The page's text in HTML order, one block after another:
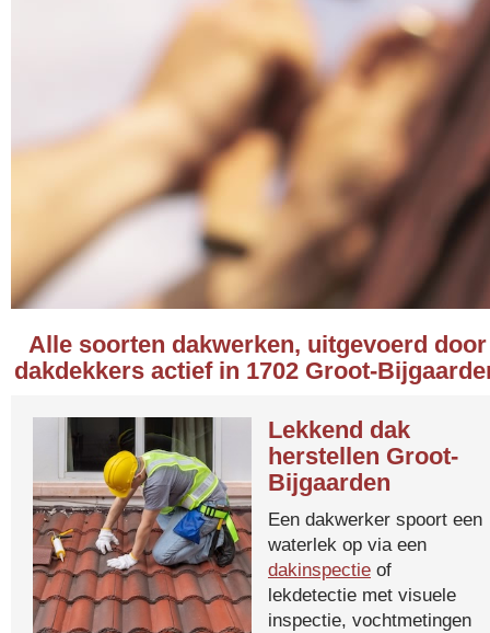
Alle soorten dakwerken, uitgevoerd door
dakdekkers actief in 1702 Groot-
Lekkend dak
herstellen Groot-
Bijgaarden
Een dakwerker spoort een
waterlek op via een
dakinspectie of
lekdetectie met visuele
inspectie, vochtmetingen